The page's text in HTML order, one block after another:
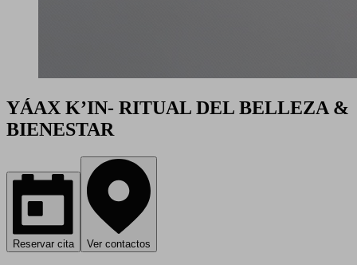
YÁAX K’IN- RITUAL DEL BELLEZA &
BIENESTAR
Reservar cita Ver contactos